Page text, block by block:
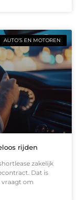
AUTO’S EN MOTOREN
rijden
zakelijk
Dat is
vraagt om